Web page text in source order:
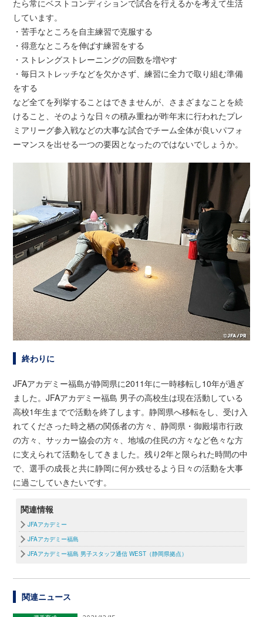
たら常にベストコンディションで試合を行えるかを考えて生活
しています。
・苦手なところを自主練習で克服する
・得意なところを伸ばす練習をする
・ストレングストレーニングの回数を増やす
・毎日ストレッチなどを欠かさず、練習に全力で取り組む準備
をする
など全てを列挙することはできませんが、さまざまなことを続
けること、そのような日々の積み重ねが昨年末に行われたプレ
ミアリーグ参入戦などの大事な試合でチーム全体が良いパフォ
ーマンスを出せる一つの要因となったのではないでしょうか。
終わりに
JFAアカデミー福島が静岡県に2011年に一時移転し10年が過ぎ
ました。JFAアカデミー福島 男子の高校生は現在活動している
高校1年生までで活動を終了します。静岡県へ移転をし、受け入
れてくださった時之栖の関係者の方々、静岡県・御殿場市行政
の方々、サッカー協会の方々、地域の住民の方々など色々な方
に支えられて活動をしてきました。残り2年と限られた時間の中
で、選手の成長と共に静岡に何か残せるよう日々の活動を大事
に過ごしていきたいです。
関連情報
JFAアカデミー
JFAアカデミー福島
JFAアカデミー福島 男子スタッフ通信 WEST（静岡県拠点）
関連ニュース